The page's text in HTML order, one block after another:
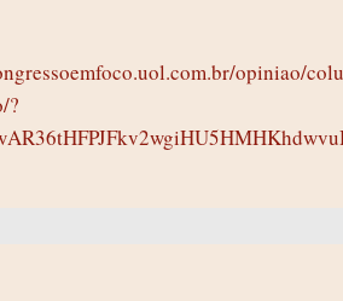
opiniao/
?